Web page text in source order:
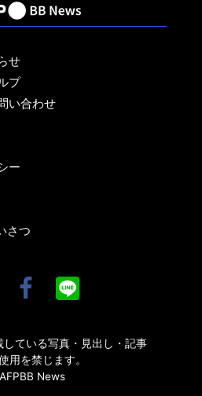
せ
プ
い合わせ
ー
さつ
している写真・見出し・記事
用を禁じます。
News